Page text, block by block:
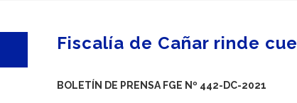
Fiscalía de Cañar rinde
BOLETÍN DE PRENSA FGE Nº 442-DC-2021